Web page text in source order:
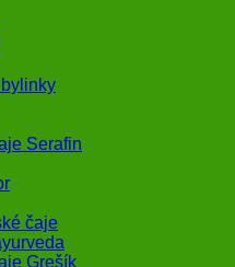
Serafin
čaje
Grešík